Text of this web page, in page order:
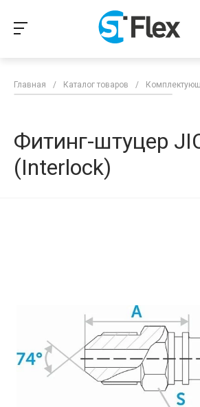
Главная / Каталог товаров /
Фитинг-штуцер
(Interlock)